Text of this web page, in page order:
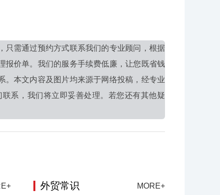
只需通过预约方式联系我们的专业顾问，根据
报价单。我们的服务手续费低廉，让您既省钱
。本文内容及图片均来源于网络投稿，经专业
系，我们将立即妥善处理。若您还有其他疑
外贸常识 MORE+